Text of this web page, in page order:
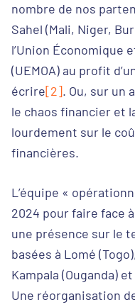
nombre de nos
Sahel (Mali, Niger,
l’Union Économique
(UEMOA) au profit
écrire[2]. Ou, sur un
le chaos financier et
lourdement sur le
financières.
L’équipe «
2024 pour faire face
une présence sur le
basées à Lomé
Kampala (Ouganda)
Une réorganisation